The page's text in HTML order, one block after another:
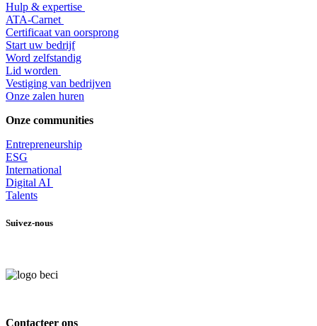
Hulp & expertise
​ATA-Carnet
Certificaat van oorsprong
Start uw bedrijf
Word zelfstandig
Lid worden
​Vestiging van bedrijven
Onze zalen huren
Onze communities
Entrepreneurship
ESG
International
Digital AI
Talents
Suivez-nous
Contacteer ons